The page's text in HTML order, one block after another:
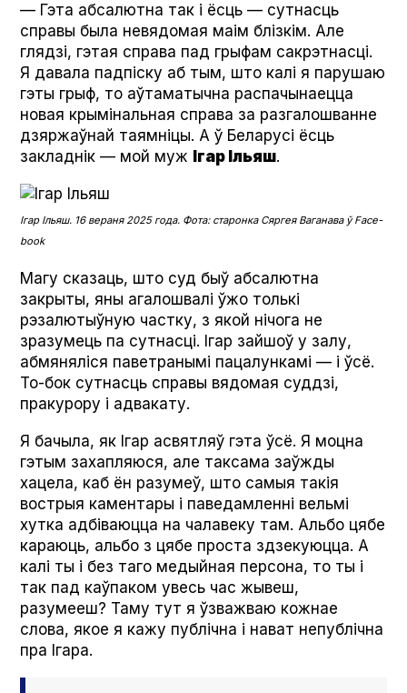
— Гэта абсалютна так і ёсць — сутнасць
справы была невядомая маім блізкім. Але
глядзі, гэтая справа пад грыфам сакрэтнасці.
Я давала падпіску аб тым, што калі я парушаю
гэты грыф, то аўтаматычна распачынаецца
новая крымінальная справа за разгалошванне
дзяржаўнай таямніцы. А ў Беларусі ёсць
закладнік — мой муж Ігар Ільяш.
Ігар Ільяш. 16 вераня 2025 года. Фота: старонка Сяргея Ваганава ў Face­
book
Магу сказаць, што суд быў абсалютна
закрыты, яны агалошвалі ўжо толькі
рэзалютыўную частку, з якой нічога не
зразумець па сутнасці. Ігар зайшоў у залу,
абмяняліся паветранымі пацалункамі — і ўсё.
То-бок сутнасць справы вядомая суддзі,
пракурору і адвакату.
Я бачыла, як Ігар асвятляў гэта ўсё. Я моцна
гэтым захапляюся, але таксама заўжды
хацела, каб ён разумеў, што самыя такія
вострыя каментары і паведамленні вельмі
хутка адбіваюцца на чалавеку там. Альбо цябе
караюць, альбо з цябе проста здзекуюцца. А
калі ты і без таго медыйная персона, то ты і
так пад каўпаком увесь час жывеш,
разумееш? Таму тут я ўзважваю кожнае
слова, якое я кажу публічна і нават непублічна
пра Ігара.